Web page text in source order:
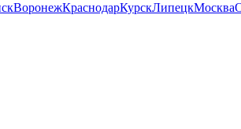
ВоронежКраснодарКурскЛипецкМосква